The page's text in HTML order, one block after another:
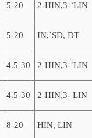
5-20 2-HIN,3-`LIN
5-20 IN,`SD, DT
4.5-30 2-HIN,3-`LIN
4.5-30 2-HIN,3- LIN
8-20 HIN, LIN